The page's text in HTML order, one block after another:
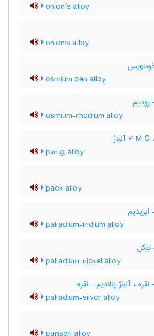
onion’s alloy
onion's alloy
osmium pen alloy
رودیم
osmium-rhodium alloy
p.m.g. alloy
pack alloy
ایریدیم
palladium-iridium alloy
نیکل
palladium-nickel alloy
، آلیاژ پالادیم – نقره
palladium-silver alloy